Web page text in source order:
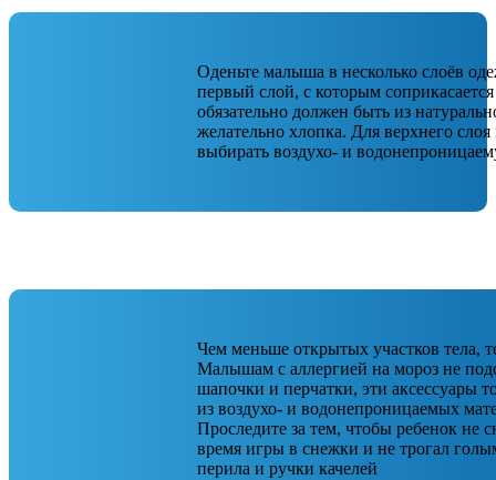
Оденьте малыша в несколько слоёв
первый слой, с которым
обязательно должен быть из
желательно хлопка. Для верхнего
выбирать воздухо- и
Чем меньше открытых участков тела,
Малышам с аллергией на мороз не
шапочки и перчатки, эти аксессуары
из воздухо- и водонепроницаемых
Проследите за тем, чтобы ребенок не
время игры в снежки и не трогал
перила и ручки качелей